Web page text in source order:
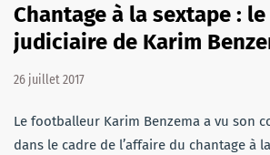
Chantage à la sextape :
judiciaire de Karim
26 juillet 2017
Le footballeur Karim Benzema a vu son
dans le cadre de l’affaire du chantage à